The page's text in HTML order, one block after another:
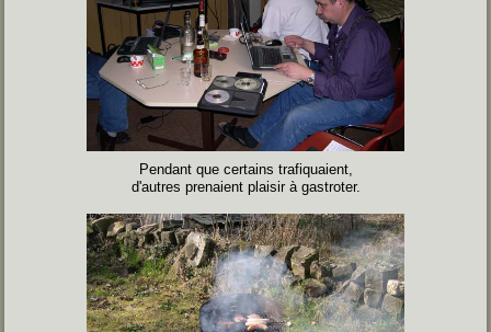
Pendant que certains trafiquaient,
d'autres prenaient plaisir à gastroter.